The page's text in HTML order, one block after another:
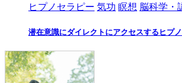
ヒプノセラピー 気功 瞑想 脳科学・
潜在意識にダイレクトにアクセスするヒプノ